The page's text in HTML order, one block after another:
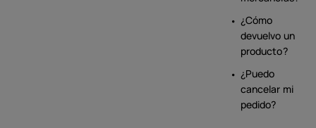
¿Cómo
devuelvo un
producto?
¿Puedo
cancelar mi
pedido?